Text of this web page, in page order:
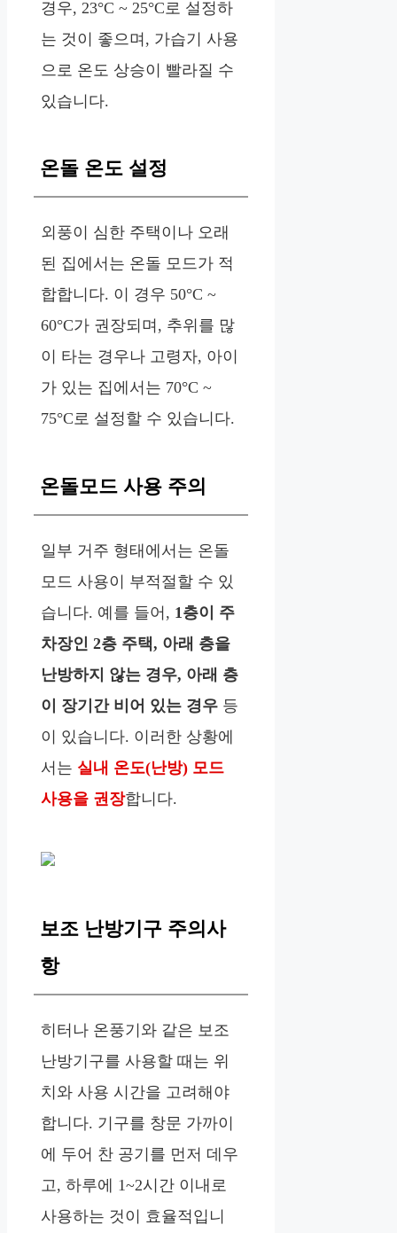
경우, 23°C ~ 25°C로 설정하
는 것이 좋으며, 가습기 사용
으로 온도 상승이 빨라질 수
있습니다.
온돌 온도 설정
외풍이 심한 주택이나 오래
된 집에서는 온돌 모드가 적
합합니다. 이 경우 50°C ~
60°C가 권장되며, 추위를 많
이 타는 경우나 고령자, 아이
가 있는 집에서는 70°C ~
75°C로 설정할 수 있습니다.
온돌모드 사용 주의
일부 거주 형태에서는 온돌
모드 사용이 부적절할 수 있
습니다. 예를 들어, 1층이 주
차장인 2층 주택, 아래 층을
난방하지 않는 경우, 아래 층
이 장기간 비어 있는 경우 등
이 있습니다. 이러한 상황에
서는 실내 온도(난방) 모드
사용을 권장합니다.
보조 난방기구 주의사
항
히터나 온풍기와 같은 보조
난방기구를 사용할 때는 위
치와 사용 시간을 고려해야
합니다. 기구를 창문 가까이
에 두어 찬 공기를 먼저 데우
고, 하루에 1~2시간 이내로
사용하는 것이 효율적입니